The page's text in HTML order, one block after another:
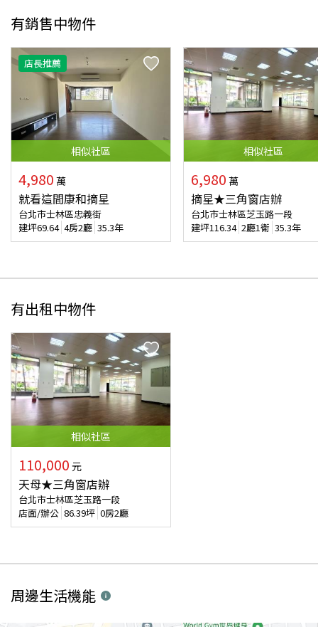
有銷售中物件
店長推薦
相似社區
4,980 萬
就看這間康和摘星
台北市士林區忠義街
建坪69.64 4房2廳 35.3年
相似社區
6,980 萬
摘星★三角窗店辦
台北市士林區芝玉路一段
建坪116.34 2廳1衛 35.3年
有出租中物件
相似社區
110,000 元
天母★三角窗店辦
台北市士林區芝玉路一段
店面/辦公 86.39坪 0房2廳
周邊生活機能